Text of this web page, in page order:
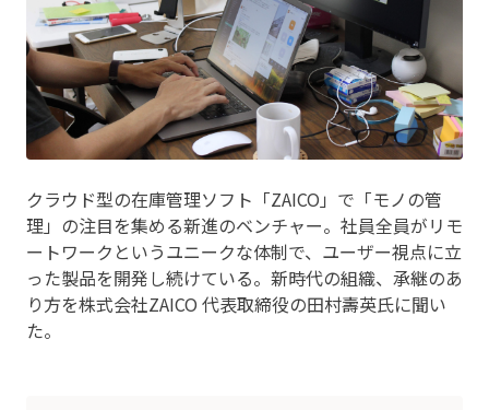
クラウド型の在庫管理ソフト「ZAICO」で「モノの管
理」の注目を集める新進のベンチャー。社員全員がリモ
ートワークというユニークな体制で、ユーザー視点に立
った製品を開発し続けている。新時代の組織、承継のあ
り方を株式会社ZAICO 代表取締役の田村壽英氏に聞い
た。